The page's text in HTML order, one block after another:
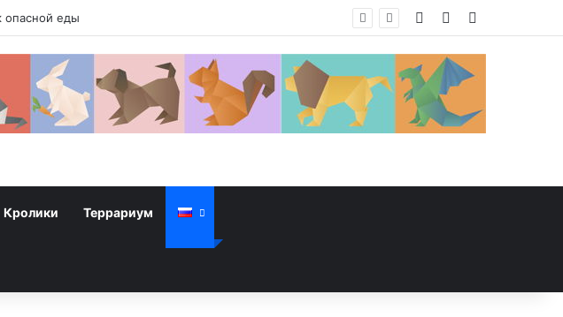
ВойтиСлучайная
Кролики Террариум